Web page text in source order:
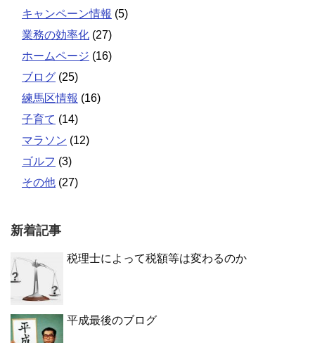
キャンペーン情報 (5)
業務の効率化 (27)
ホームページ (16)
ブログ (25)
練馬区情報 (16)
子育て (14)
マラソン (12)
ゴルフ (3)
その他 (27)
新着記事
税理士によって税額等は変わるのか
平成最後のブログ